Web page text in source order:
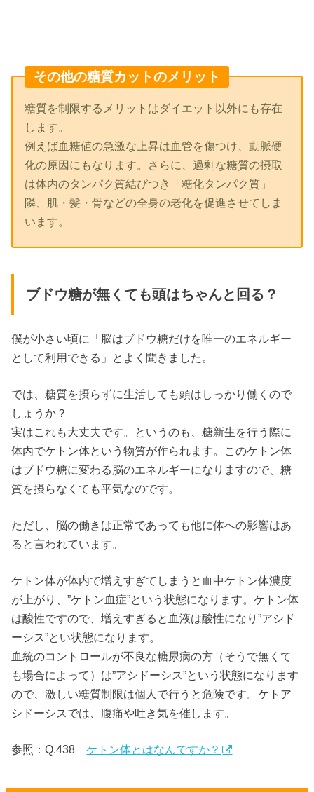
その他の糖質カットのメリット
糖質を制限するメリットはダイエット以外にも存在
します。
例えば血糖値の急激な上昇は血管を傷つけ、動脈硬
化の原因にもなります。さらに、過剰な糖質の摂取
は体内のタンパク質結びつき「糖化タンパク質」
隣、肌・髪・骨などの全身の老化を促進させてしま
います。
ブドウ糖が無くても頭はちゃんと回る？
僕が小さい頃に「脳はブドウ糖だけを唯一のエネルギー
として利用できる」とよく聞きました。
では、糖質を摂らずに生活しても頭はしっかり働くので
しょうか？
実はこれも大丈夫です。というのも、糖新生を行う際に
体内でケトン体という物質が作られます。このケトン体
はブドウ糖に変わる脳のエネルギーになりますので、糖
質を摂らなくても平気なのです。
ただし、脳の働きは正常であっても他に体への影響はあ
ると言われています。
ケトン体が体内で増えすぎてしまうと血中ケトン体濃度
が上がり、”ケトン血症”という状態になります。ケトン体
は酸性ですので、増えすぎると血液は酸性になり”アシド
ーシス”とい状態になります。
血統のコントロールが不良な糖尿病の方（そうで無くて
も場合によって）は”アシドーシス”という状態になります
ので、激しい糖質制限は個人で行うと危険です。ケトア
シドーシスでは、腹痛や吐き気を催します。
参照：Q.438ケトン体とはなんですか？